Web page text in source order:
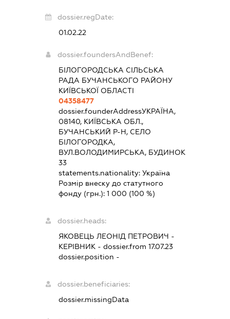
dossier.regDate:
01.02.22
dossier.foundersAndBenef:
БІЛОГОРОДСЬКА СІЛЬСЬКА
РАДА БУЧАНСЬКОГО РАЙОНУ
КИЇВСЬКОЇ ОБЛАСТІ
04358477
dossier.founderAddressУКРАЇНА,
08140, КИЇВСЬКА ОБЛ.,
БУЧАНСЬКИЙ Р-Н, СЕЛО
БІЛОГОРОДКА,
ВУЛ.ВОЛОДИМИРСЬКА, БУДИНОК
33
statements.nationality:Україна
Розмір внеску до статутного
фонду (грн.):1 000 (100 %)
dossier.heads:
ЯКОВЕЦЬ ЛЕОНІД ПЕТРОВИЧ -
КЕРІВНИК - dossier.from 17.07.23
dossier.position -
dossier.beneficiaries:
dossier.missingData